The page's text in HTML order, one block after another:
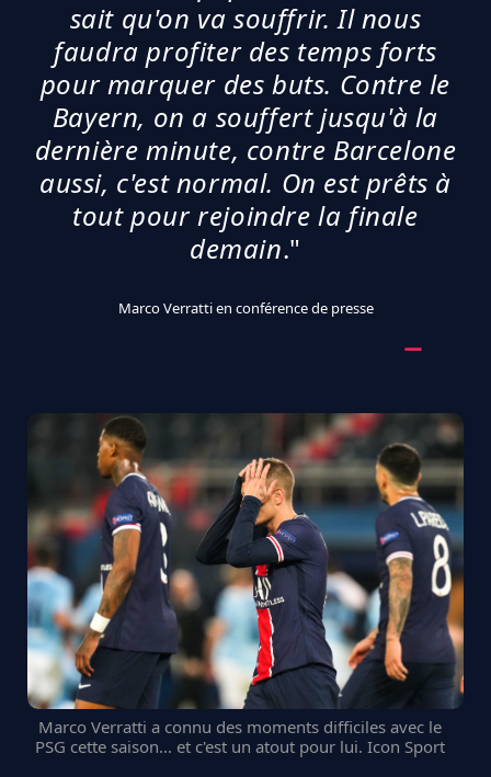
sait qu'on va souffrir. Il nous
faudra profiter des temps forts
pour marquer des buts. Contre le
Bayern, on a souffert jusqu'à la
dernière minute, contre Barcelone
aussi, c'est normal. On est prêts à
tout pour rejoindre la finale
demain."
Marco Verratti en conférence de presse
Marco Verratti a connu des moments difficiles avec le
PSG cette saison... et c'est un atout pour lui. Icon Sport